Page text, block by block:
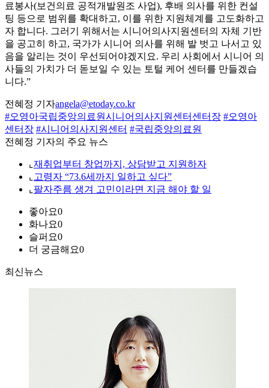
료봉사(보건의료 공적개발원조 사업), 후배 의사를 위한 컨설
팅 등으로 범위를 확대하고, 이를 위한 지원체계를 고도화하고
자 합니다. 그러기 위해서는 시니어의사지원센터의 자체 기반
을 공고히 하고, 국가가 시니어 의사를 위해 발 벗고 나서고 있
음을 알리는 것이 우선되어야겠지요. 우리 사회에서 시니어 의
사들의 가치가 더 돋보일 수 있는 토털 케어 센터를 만들겠습
니다.”
전혜정 기자angela@etoday.co.kr
#오영아국립중앙의료원시니어의사지원센터센터장 #오영아
센터장 #시니어의사지원센터 #국립중앙의료원
전혜정 기자의 주요 뉴스
⌞ 재취업부터 창업까지, 상담받고 지원하자
⌞ 고령자 “73.6세까지 일하고 싶다”
⌞ 팔자주름 생겨 고민이라면 지금 해야 할 일
좋아요0
화나요0
슬퍼요0
더 궁금해요0
최신뉴스